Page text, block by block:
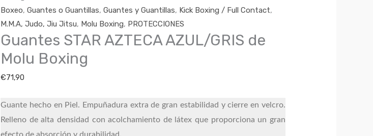
Boxeo,Guantes o Guantillas,Guantes y Guantillas, Kick Boxing / Full Contact,
M.M.A, Judo, Jiu Jitsu, Molu Boxing, PROTECCIONES
Guantes STAR AZTECA AZUL/GRIS de
Molu Boxing
€71,90
Guante hecho en Piel. Empuñadura extra de gran estabilidad y cierre en velcro.
Relleno de alta densidad con acolchamiento de látex que proporciona un gran
Molu
Boxing
cantidad